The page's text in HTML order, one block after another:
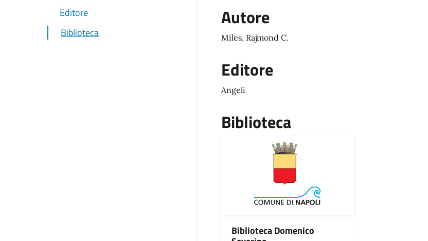
Editore
Biblioteca
Autore
Miles, Rajmond C.
Editore
Angeli
Biblioteca
Biblioteca Domenico